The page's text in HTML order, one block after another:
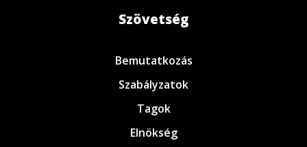
Szövetség
Bemutatkozás
Szabályzatok
Tagok
Elnökség